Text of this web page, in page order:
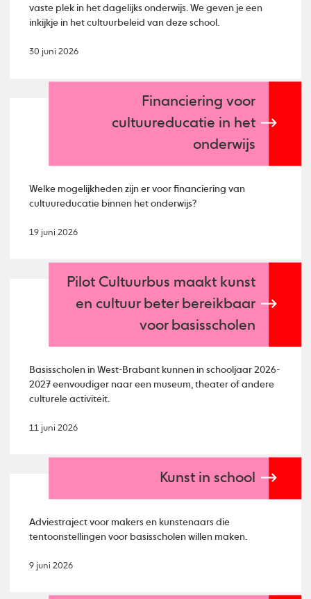
vaste plek in het dagelijks onderwijs. We geven je een
inkijkje in het cultuurbeleid van deze school.
30 juni 2026
Financiering voor
cultuureducatie in het
onderwijs
Welke mogelijkheden zijn er voor financiering van
cultuureducatie binnen het onderwijs?
19 juni 2026
Pilot Cultuurbus maakt kunst
en cultuur beter bereikbaar
voor basisscholen
Basisscholen in West-Brabant kunnen in schooljaar 2026-
2027 eenvoudiger naar een museum, theater of andere
culturele activiteit.
11 juni 2026
Kunst in school
Adviestraject voor makers en kunstenaars die
tentoonstellingen voor basisscholen willen maken.
9 juni 2026